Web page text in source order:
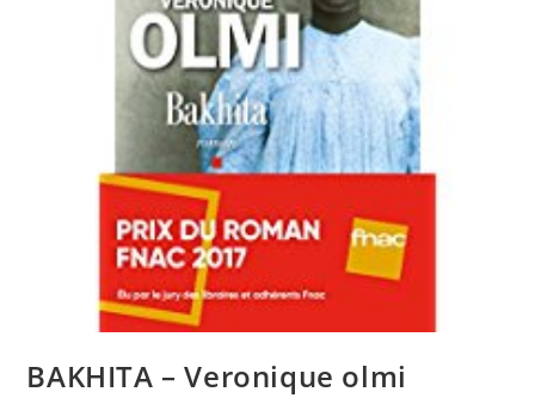
BAKHITA – Veronique olmi